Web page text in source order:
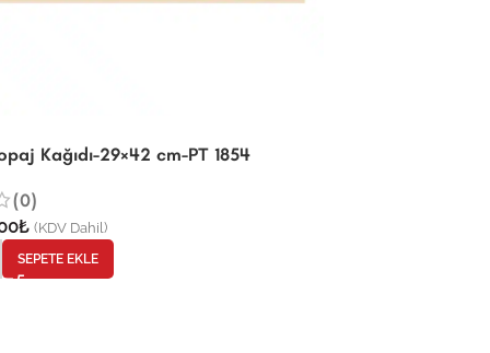
Kağıdı-29×42 cm-PT 1854
(0)
₺ (KDV Dahil)
SEPETE EKLE